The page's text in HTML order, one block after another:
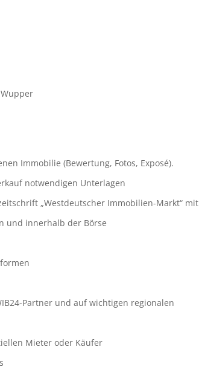
Immobilie (Bewertung, Fotos, Exposé).
notwendigen Unterlagen
„Westdeutscher Immobilien-Markt“
und innerhalb der Börse
Partner und auf wichtigen regionalen
Mieter oder Käufer